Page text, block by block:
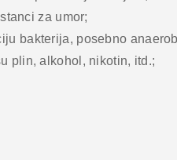
za umor;
bakterija, posebno
plin, alkohol, nikotin, itd.;